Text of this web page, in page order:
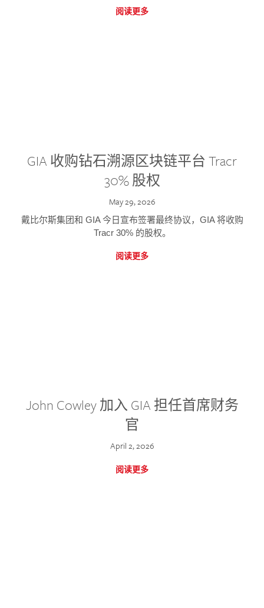
阅读更多
GIA 收购钻石溯源区块链平台 Tracr
30% 股权
May 29, 2026
戴比尔斯集团和 GIA 今日宣布签署最终协议，GIA 将收购
Tracr 30% 的股权。
阅读更多
John Cowley 加入 GIA 担任首席财务
官
April 2, 2026
阅读更多